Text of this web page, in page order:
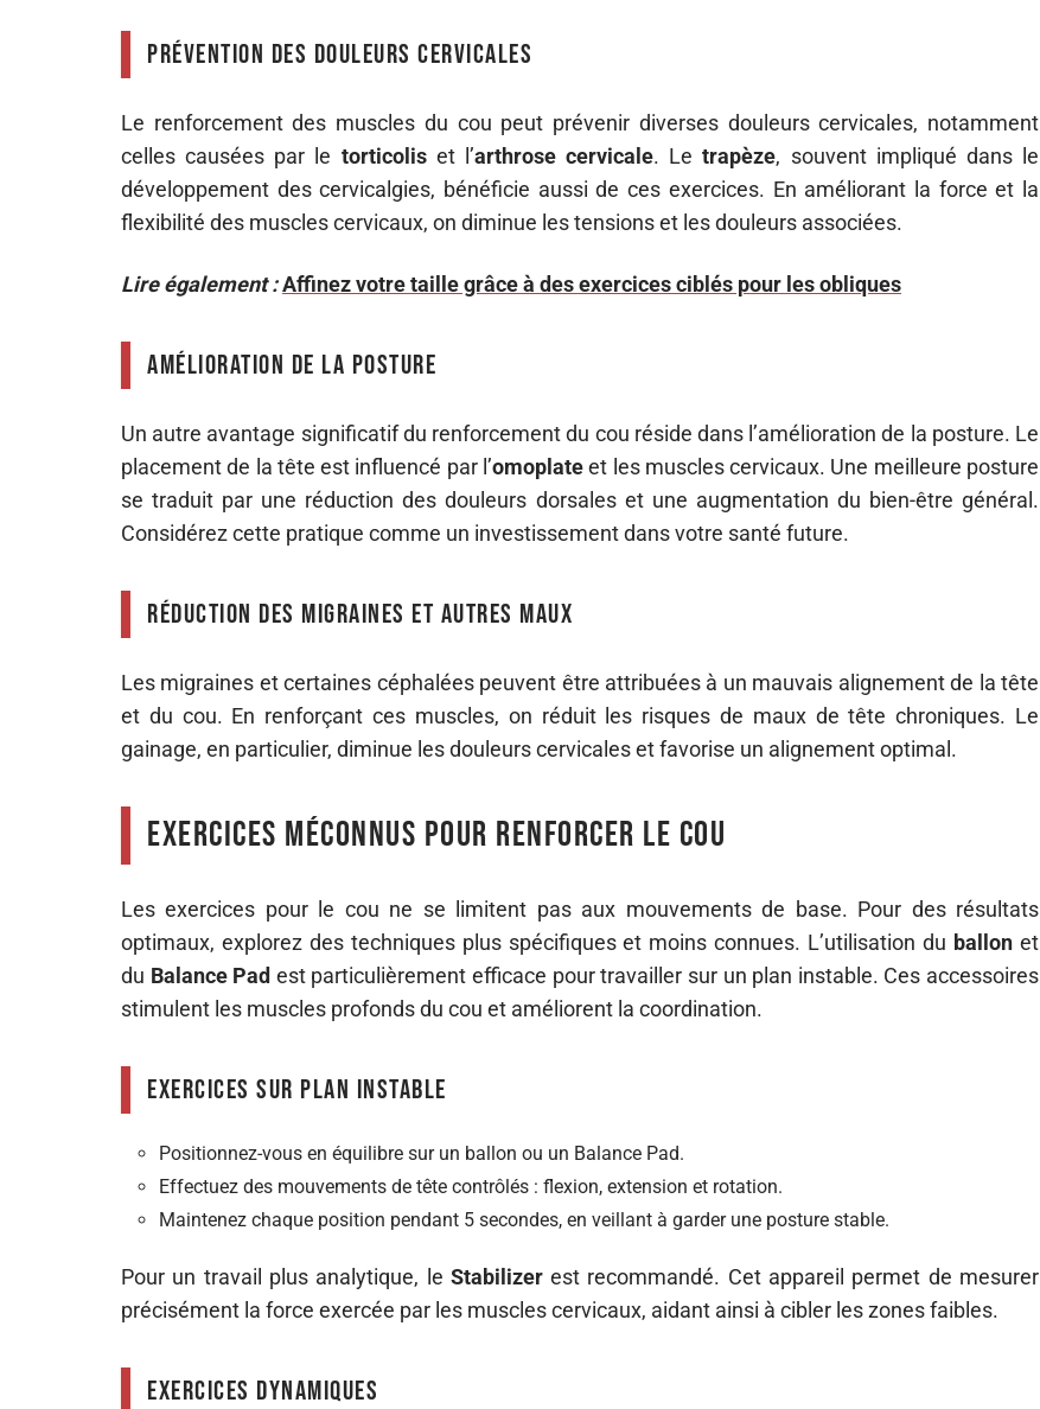
Prévention des douleurs cervicales
Le renforcement des muscles du cou peut prévenir diverses douleurs cervicales, notamment
celles causées par le torticoliset l’arthrose cervicale. Letrapèze, souvent impliqué dans le
développement des cervicalgies, bénéficie aussi de ces exercices. En améliorant la force et la
flexibilité des muscles cervicaux, on diminue les tensions et les douleurs associées.
Lire également :Affinez votre taille grâce à des exercices ciblés pour les obliques
Amélioration de la posture
Un autre avantage significatif du renforcement du cou réside dans l’amélioration de la posture. Le
placement de la tête est influencé par l’omoplateet les muscles cervicaux. Une meilleure posture
se traduit par une réduction des douleurs dorsales et une augmentation du bien-être général.
Considérez cette pratique comme un investissement dans votre santé future.
Réduction des migraines et autres maux
Les migraines et certaines céphalées peuvent être attribuées à un mauvais alignement de la tête
et du cou. En renforçant ces muscles, on réduit les risques de maux de tête chroniques. Le
gainage, en particulier, diminue les douleurs cervicales et favorise un alignement optimal.
Exercices méconnus pour renforcer le cou
Les exercices pour le cou ne se limitent pas aux mouvements de base. Pour des résultats
optimaux, explorez des techniques plus spécifiques et moins connues. L’utilisation du ballon et
du Balance Pad est particulièrement efficace pour travailler sur un plan instable. Ces accessoires
stimulent les muscles profonds du cou et améliorent la coordination.
Exercices sur plan instable
Positionnez-vous en équilibre sur un ballon ou un Balance Pad.
Effectuez des mouvements de tête contrôlés : flexion, extension et rotation.
Maintenez chaque position pendant 5 secondes, en veillant à garder une posture stable.
Pour un travail plus analytique, le Stabilizerest recommandé. Cet appareil permet de mesurer
précisément la force exercée par les muscles cervicaux, aidant ainsi à cibler les zones faibles.
Exercices dynamiques